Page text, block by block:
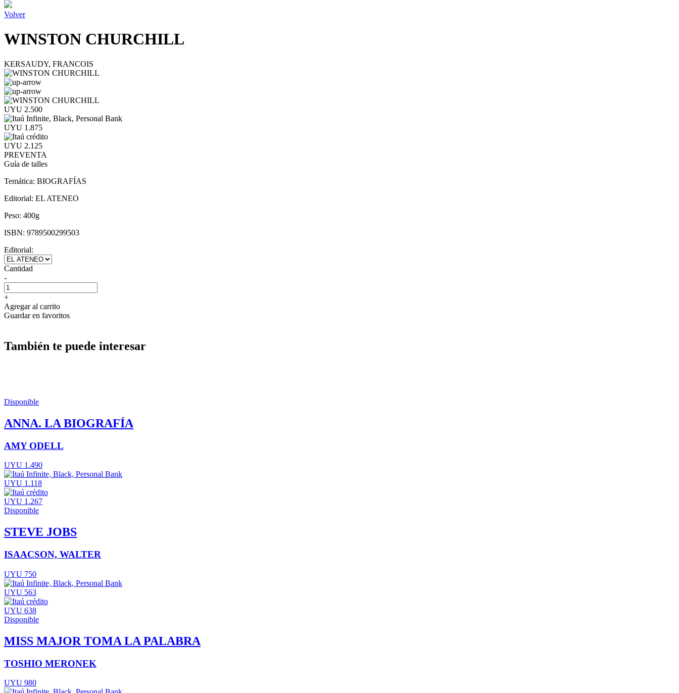
Volver
WINSTON CHURCHILL
KERSAUDY, FRANCOIS
UYU 2.500
UYU 1.875
UYU 2.125
PREVENTA
Guía de talles
Temática: BIOGRAFÍAS
Editorial: EL ATENEO
Peso: 400g
ISBN: 9789500299503
Editorial:
Cantidad
-
+
Agregar al carrito
Guardar en favoritos
También te puede interesar
Disponible
ANNA. LA BIOGRAFÍA
AMY ODELL
UYU 1.490
UYU 1.118
UYU 1.267
Disponible
STEVE JOBS
ISAACSON, WALTER
UYU 750
UYU 563
UYU 638
Disponible
MISS MAJOR TOMA LA PALABRA
TOSHIO MERONEK
UYU 980